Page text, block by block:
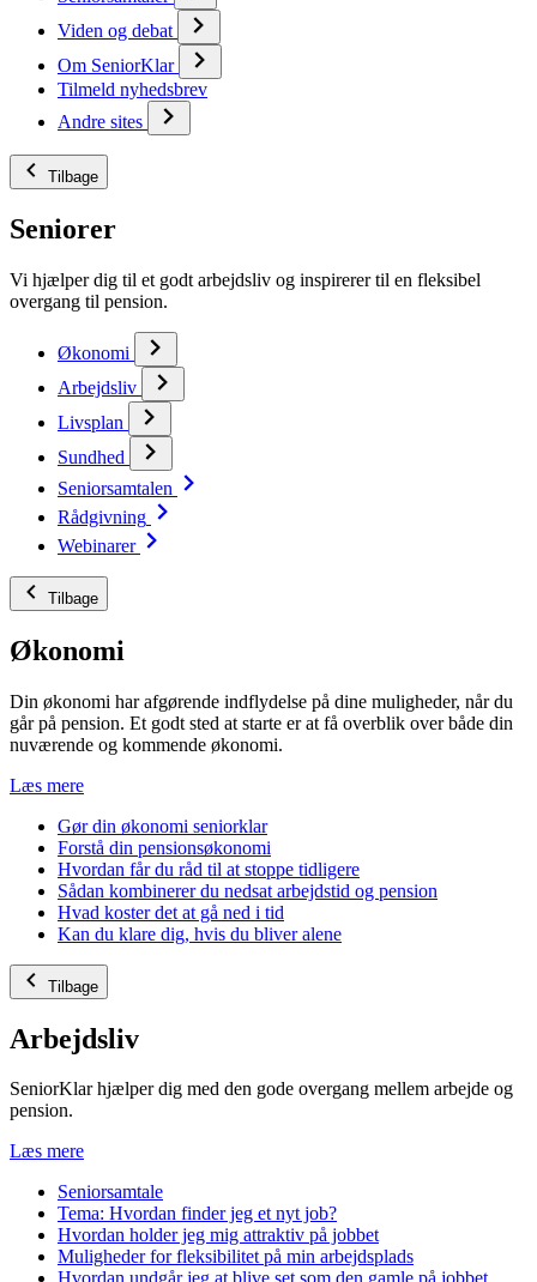
Viden og debat
Om SeniorKlar
Tilmeld nyhedsbrev
Andre sites
Tilbage
Seniorer
Vi hjælper dig til et godt arbejdsliv og inspirerer til en fleksibel
overgang til pension.
Økonomi
Arbejdsliv
Livsplan
Sundhed
Seniorsamtalen
Rådgivning
Webinarer
Tilbage
Økonomi
Din økonomi har afgørende indflydelse på dine muligheder, når du
går på pension. Et godt sted at starte er at få overblik over både din
nuværende og kommende økonomi.
Læs mere
Gør din økonomi seniorklar
Forstå din pensionsøkonomi
Hvordan får du råd til at stoppe tidligere
Sådan kombinerer du nedsat arbejdstid og pension
Hvad koster det at gå ned i tid
Kan du klare dig, hvis du bliver alene
Tilbage
Arbejdsliv
SeniorKlar hjælper dig med den gode overgang mellem arbejde og
pension.
Læs mere
Seniorsamtale
Tema: Hvordan finder jeg et nyt job?
Hvordan holder jeg mig attraktiv på jobbet
Muligheder for fleksibilitet på min arbejdsplads